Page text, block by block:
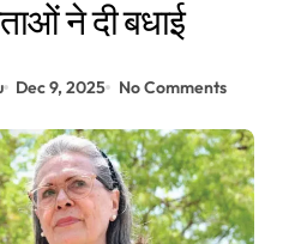
ने दी बधाई
Dec 9, 2025 No Comments